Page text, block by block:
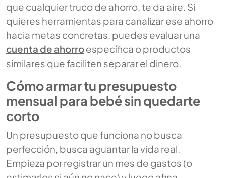
que cualquier truco de ahorro, te da aire. Si
quieres herramientas para canalizar ese ahorro
hacia metas concretas, puedes evaluar una
cuenta de ahorroespecífica o productos
similares que faciliten separar el dinero.
Cómo armar tu presupuesto
mensual para bebé sin quedarte
corto
Un presupuesto que funciona no busca
perfección, busca aguantar la vida real.
Empieza por registrar un mes de gastos (o